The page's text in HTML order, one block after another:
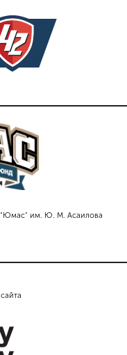
"Юмас" им. Ю. М. Асаилова